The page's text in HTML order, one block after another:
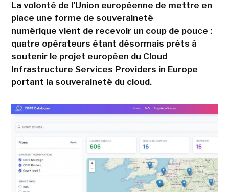
La volonté de l'Union européenne de mettre en
place une forme de souveraineté
numérique vient de recevoir un coup de pouce :
quatre opérateurs étant désormais prêts à
soutenir le projet européen du Cloud
Infrastructure Services Providers in Europe
portant la souveraineté du cloud.